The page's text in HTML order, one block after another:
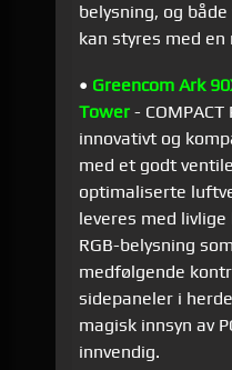
belysning, og
kan styres med
• Greencom Ark
Tower -
innovativt og
med et godt
optimaliserte
leveres med
RGB-belysning
medfølgende
sidepaneler i
magisk innsyn av
innvendig.